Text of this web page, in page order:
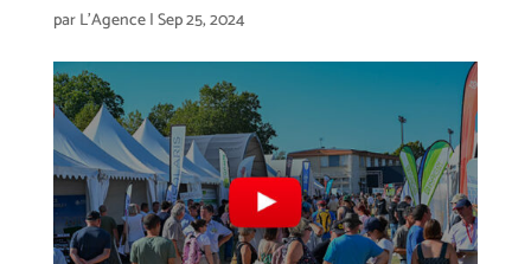
parL'Agence|Sep 25, 2024